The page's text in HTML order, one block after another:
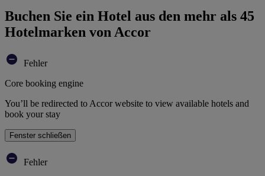
Buchen Sie ein Hotel aus den mehr als 45
Hotelmarken von Accor
Fehler
Core booking engine
You’ll be redirected to Accor website to view available hotels and
book your stay
Fenster schließen
Fehler